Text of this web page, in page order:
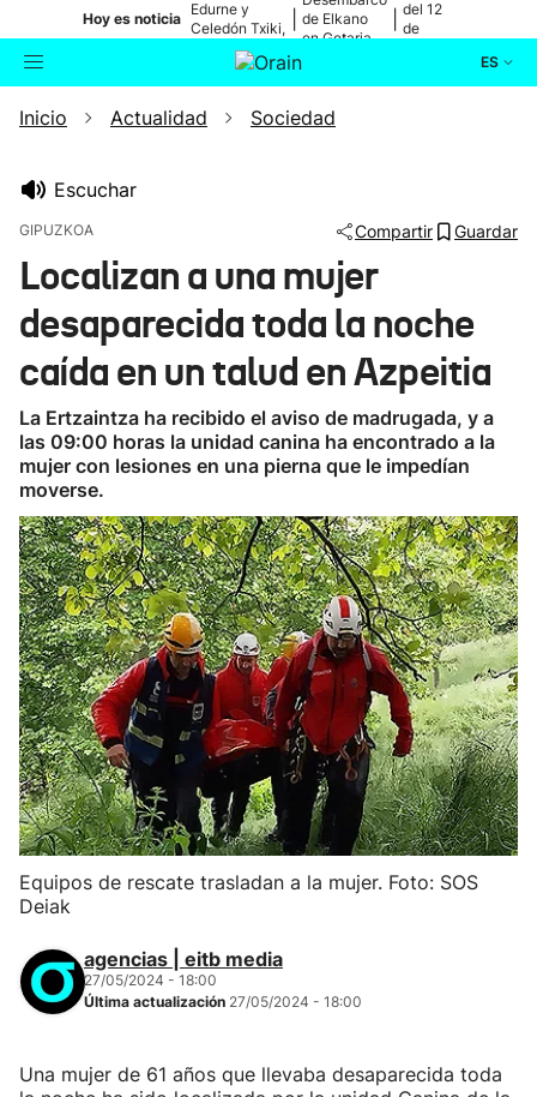
Hoy es noticia
Edurne y
Celedón Txiki,
en directo
de Elkano
en Getaria
del 12
de
ES
Buscador Actualidad
Ikusmiran
Eguraldia
Inicio Actualidad Sociedad
Escuchar
GIPUZKOA Compartir Guardar
Localizan a una mujer
desaparecida toda la noche
caída en un talud en Azpeitia
La Ertzaintza ha recibido el aviso de madrugada, y a
las 09:00 horas la unidad canina ha encontrado a la
mujer con lesiones en una pierna que le impedían
moverse.
Equipos de rescate trasladan a la mujer. Foto: SOS
Deiak
agencias | eitb media
27/05/2024 - 18:00
Última actualización 27/05/2024 - 18:00
Una mujer de 61 años que llevaba desaparecida toda